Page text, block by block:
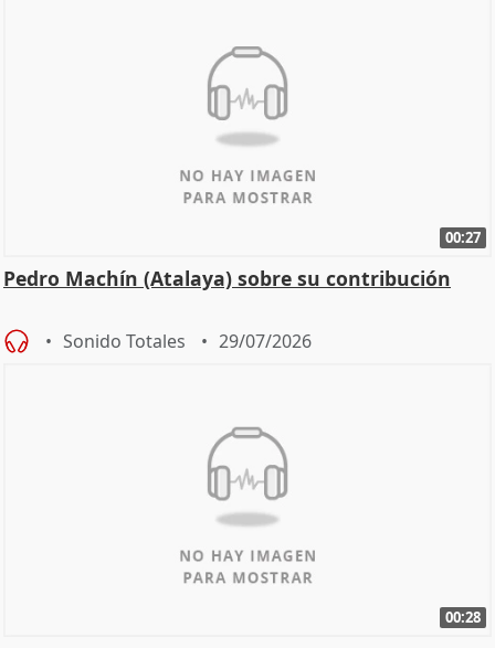
00:27
Pedro Machín (Atalaya) sobre su contribución
Sonido Totales 29/07/2026
00:28